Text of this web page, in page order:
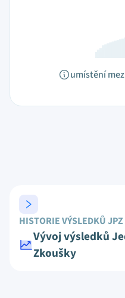
umístění
HISTORIE VÝSLEDKŮ JPZ
Vývoj výsledků
Zkoušky